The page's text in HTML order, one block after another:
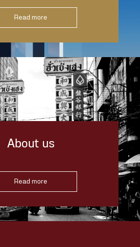
Read more
About us
Read more